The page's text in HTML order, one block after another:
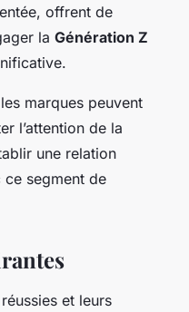
offrent de
la Génération Z
marques peuvent
l’attention de la
une relation
ce segment de
réussies et leurs